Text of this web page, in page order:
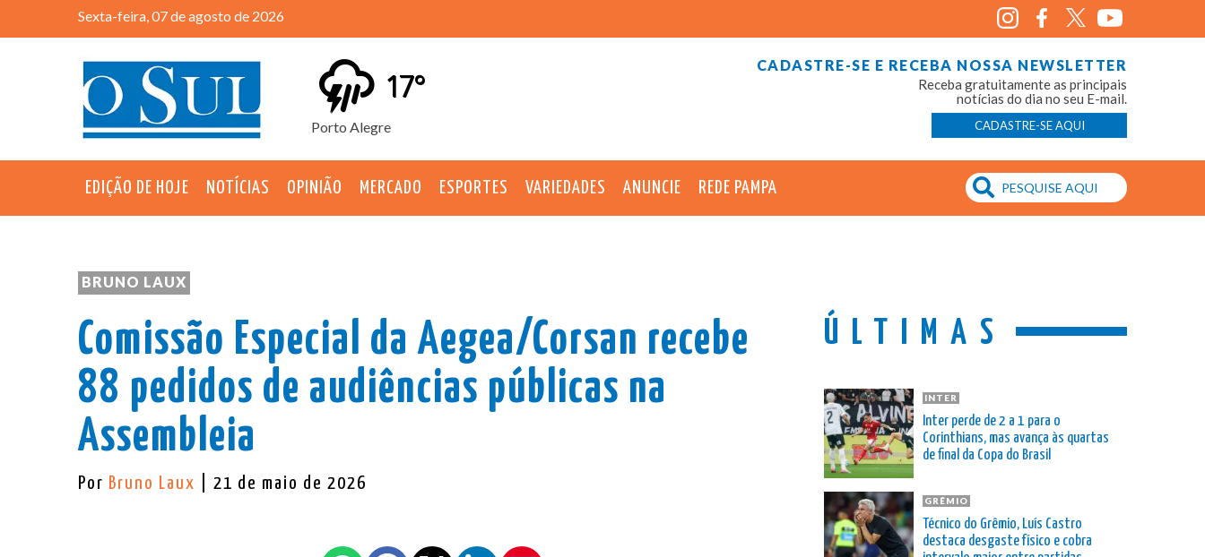
Sexta-feira, 07 de agosto de 2026
Porto Alegre
17°
CADASTRE-SE E RECEBA NOSSA NEWSLETTER
Receba gratuitamente as principais
notícias do dia no seu E-mail.
CADASTRE-SE AQUI
EDIÇÃO DE HOJE NOTÍCIAS OPINIÃO MERCADO ESPORTES VARIEDADES ANUNCIE REDE PAMPA
BRUNO LAUX
Comissão Especial da Aegea/Corsan recebe
88 pedidos de audiências públicas na
Assembleia
Por Bruno Laux | 21 de maio de 2026
ÚLTIMAS
INTER
Inter perde de 2 a 1 para o
Corinthians, mas avança às quartas
de final da Copa do Brasil
GRÊMIO
Técnico do Grêmio, Luís Castro
destaca desgaste físico e cobra